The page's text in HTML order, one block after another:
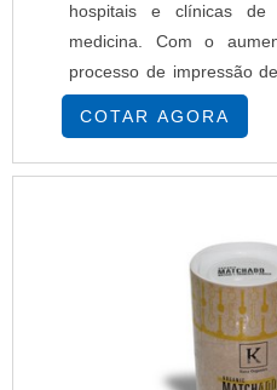
hospitais e clínicas de
medicina. Com o
processo de impressão
permite aos médicos
alcançar até 80%
processo
diagnósticos médicos em
COTAR AGORA